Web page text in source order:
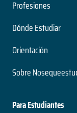
Profesiones
Dónde Estudiar
Orientación
Sobre
Para Estudiantes